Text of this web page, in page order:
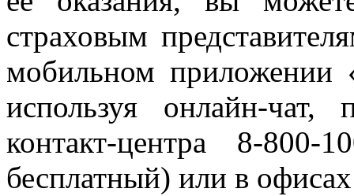
страховым
мобильном
используя онлайн-чат,
контакт-центра 8-
бесплатный) или в